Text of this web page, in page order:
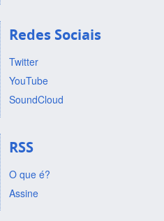
Redes Sociais
Twitter
YouTube
SoundCloud
RSS
O que é?
Assine